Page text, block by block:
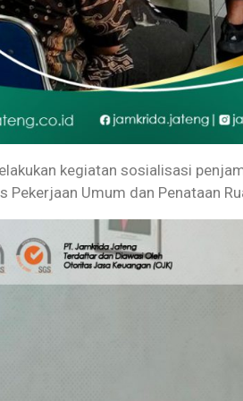
kegiatan sosialisasi
Umum dan Penataan